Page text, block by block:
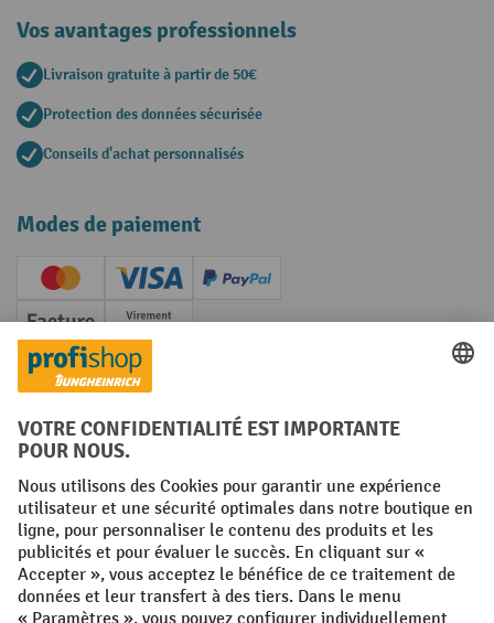
Vos avantages professionnels
Livraison gratuite à partir de 50€
Protection des données sécurisée
Conseils d'achat personnalisés
Modes de paiement
Creditcard (Master)Creditcard (Visa)
PayPal
Réseaux sociaux
Facebook
YouTube
LinkedInInstagram
Conditions générales Mentions légales
Protection des Données Politique de cookies